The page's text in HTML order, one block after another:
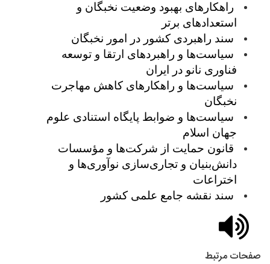
راهکارهای بهبود وضعیت نخبگان و
استعدادهای برتر
سند راهبردی کشور در امور نخبگان
سیاست‌ها و راهبردهای ارتقا و توسعه
فناوری نانو در ایران
سیاستها و راهکارهای کاهش مهاجرت
نخبگان
سیاست‌ها و ضوابط پایگاه استنادی علوم
جهان اسلام
قانون حمایت از شرکت‌ها و مؤسسات
دانش‌بنیان و تجاری‌سازی نوآوری‌ها و
اختراعات
سند نقشه جامع علمی کشور
صفحات مرتبط